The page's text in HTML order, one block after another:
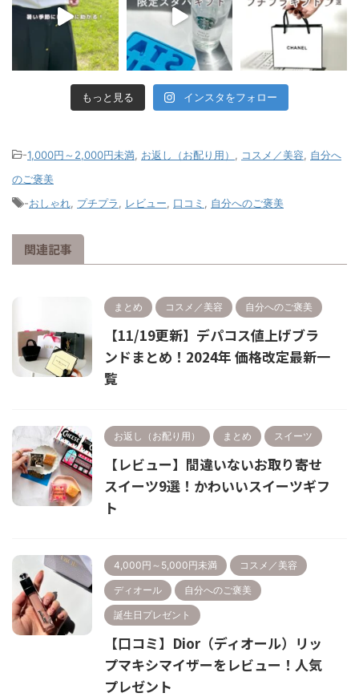
もっと見る インスタをフォロー
-1,000円～2,000円未満 お返し（お配り用） コスメ／美容
自分へ
のご褒美
-おしゃれ プチプラ レビュー 口コミ 自分へのご褒美
関連記事
まとめ コスメ／美容 自分へのご褒美
【11/19更新】デパコス値上げブラ
ンドまとめ！2024年 価格改定最新一
覧
お返し（お配り用） まとめ スイーツ
【レビュー】間違いないお取り寄せ
スイーツ9選！かわいいスイーツギフ
ト
4,000円～5,000円未満 コスメ／美容
ディオール 自分へのご褒美
誕生日プレゼント
【口コミ】Dior（ディオール）リッ
プマキシマイザーをレビュー！人気
プレゼント